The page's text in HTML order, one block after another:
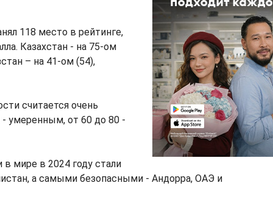
118 место в рейтинге,
Казахстан - на 75-ом
– на 41-ом (54),
считается очень
- умеренным, от 60 до 80 -
мире в 2024 году стали
а самыми безопасными - Андорра, ОАЭ и